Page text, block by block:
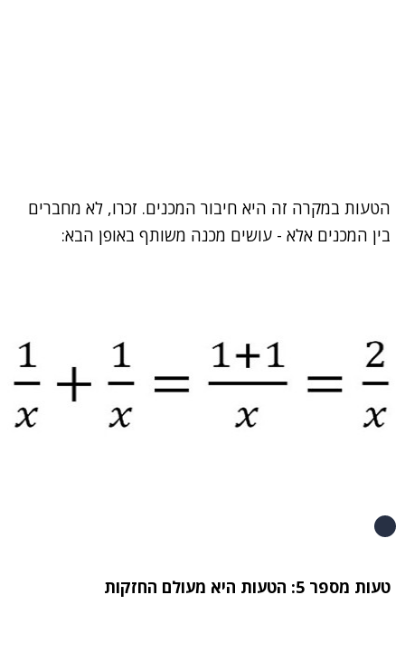
הטעות במקרה זה היא חיבור המכנים. זכרו, לא מחברים
בין המכנים אלא - עושים מכנה משותף באופן הבא:
טעות מספר 5: הטעות היא מעולם החזקות